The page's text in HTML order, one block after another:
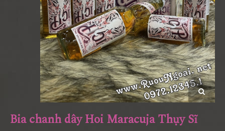
Bia chanh dây Hoi Maracuja Thụy Sĩ